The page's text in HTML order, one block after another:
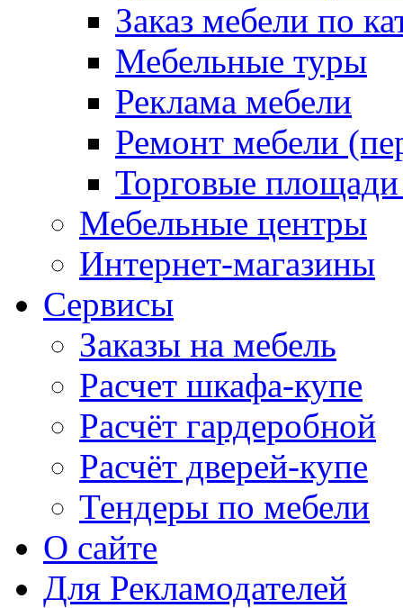
Заказ мебели по
Мебельные туры
Реклама мебели
Ремонт мебели
Торговые
Мебельные центры
Интернет-магазины
Сервисы
Заказы на мебель
Расчет шкафа-купе
Расчёт гардеробной
Расчёт дверей-купе
Тендеры по мебели
О сайте
Для Рекламодателей